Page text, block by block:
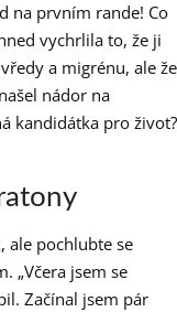
na prvním rande! Co
vychrlila to, že ji
a migrénu, ale že
nádor na
kandidátka pro život?
ale pochlubte se
„Včera jsem se
Začínal jsem pár